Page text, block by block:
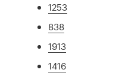
1253
838
1913
1416